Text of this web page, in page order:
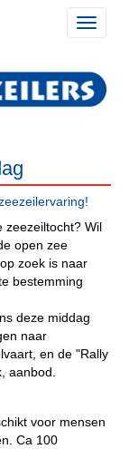
Toggle
zeezeiltocht? Wil
open zee
zoek is naar
bestemming
deze middag
naar
en de "Rally
aanbod.
voor mensen
Ca 100